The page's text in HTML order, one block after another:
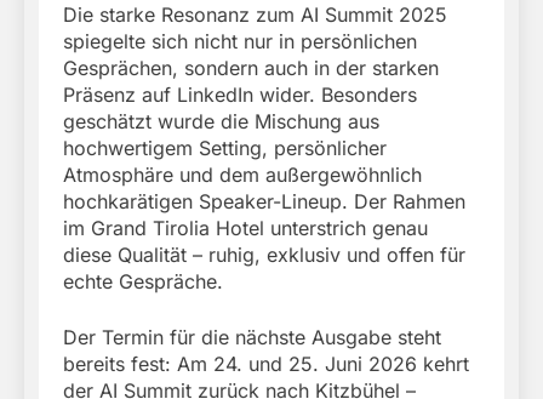
Die starke Resonanz zum AI Summit 2025
spiegelte sich nicht nur in persönlichen
Gesprächen, sondern auch in der starken
Präsenz auf LinkedIn wider. Besonders
geschätzt wurde die Mischung aus
hochwertigem Setting, persönlicher
Atmosphäre und dem außergewöhnlich
hochkarätigen Speaker-Lineup. Der Rahmen
im Grand Tirolia Hotel unterstrich genau
diese Qualität – ruhig, exklusiv und offen für
echte Gespräche.
Der Termin für die nächste Ausgabe steht
bereits fest: Am 24. und 25. Juni 2026 kehrt
der AI Summit zurück nach Kitzbühel –